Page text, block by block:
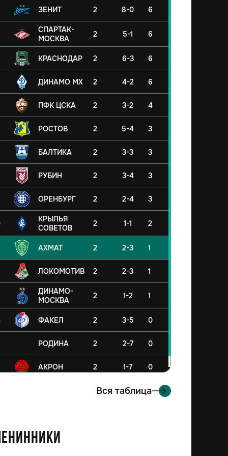
ЗЕНИТ 2 8-0 6
СПАРТАК-
МОСКВА
2 5-1 6
КРАСНОДАР 2 6-3 6
ДИНАМО МХ 2 4-2 6
ПФК ЦСКА 2 3-2 4
РОСТОВ 2 5-4 3
БАЛТИКА 2 3-3 3
РУБИН 2 3-4 3
ОРЕНБУРГ 2 2-4 3
КРЫЛЬЯ
СОВЕТОВ
2 1-1 2
АХМАТ 2 2-3 1
ЛОКОМОТИВ 2 2-3 1
ДИНАМО-
МОСКВА
2 1-2 1
ФАКЕЛ 2 3-5 0
РОДИНА 2 2-7 0
АКРОН 2 1-7 0
Вся таблица